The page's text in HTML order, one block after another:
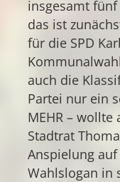
insgesamt
das ist
für die SPD
auch die
Partei nur ein
MEHR – wollte
Stadtrat
Anspielung
Wahlslogan in